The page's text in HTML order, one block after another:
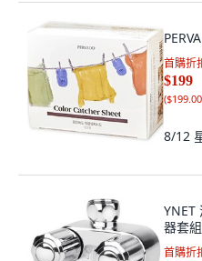
首購折
$199
(
8/12
YNET
器套
首購折